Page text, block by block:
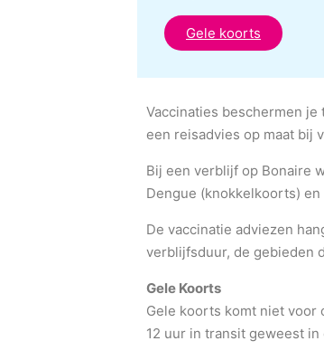
Gele koorts
Vaccinaties beschermen
een reisadvies op maat bij
Bij een verblijf op Bonaire
Dengue (knokkelkoorts)
De vaccinatie adviezen
verblijfsduur, de gebieden
Gele Koorts
Gele koorts komt niet voor
12 uur in transit geweest